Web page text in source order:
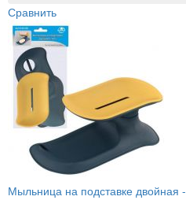
Сравнить
Мыльница на подставке двойная -